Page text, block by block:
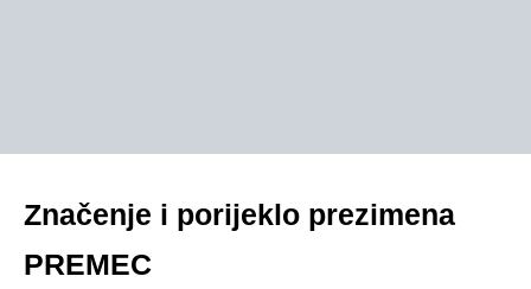
Značenje i porijeklo prezimena
PREMEC